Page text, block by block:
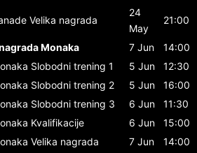
Velika nagrada
24
May
21:00
Monaka 7 Jun
14:00
Slobodni trening 1 5 Jun
12:30
Slobodni trening 2 5 Jun
16:00
Slobodni trening 3 6 Jun
11:30
Kvalifikacije 6 Jun
15:00
Velika nagrada 7 Jun
14:00